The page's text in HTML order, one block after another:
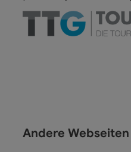
Andere Webseiten